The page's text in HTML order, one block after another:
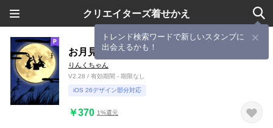
クリエイターズ着せかえ
トレンド検索ワードで新しいスタンプに
出会えるかも！
お月見 着せかえ
りんくちゃん
V2.28 / 有効期間 - 期限なし
iOS 26デザイン部分対応
￥370 1%還元